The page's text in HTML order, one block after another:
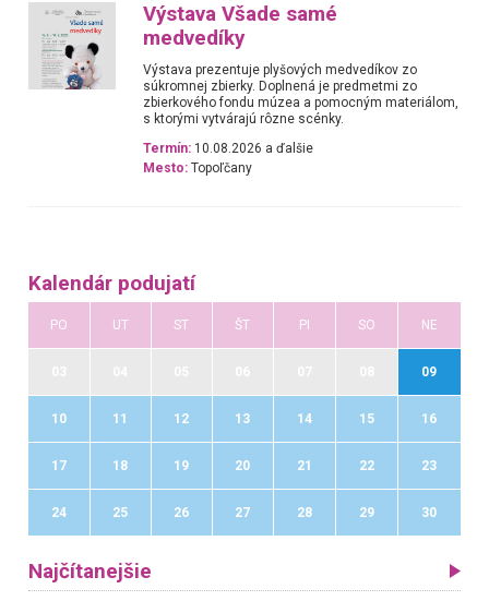
Výstava Všade samé
medvedíky
Výstava prezentuje plyšových medvedíkov zo
súkromnej zbierky. Doplnená je predmetmi zo
zbierkového fondu múzea a pomocným materiálom,
s ktorými vytvárajú rôzne scénky.
Termín: 10.08.2026 a ďalšie
Mesto: Topoľčany
Kalendár podujatí
PO UT ST ŠT PI SO NE
09
10 11 12 13 14 15 16
17 18 19 20 21 22 23
24 25 26 27 28 29 30
Najčítanejšie